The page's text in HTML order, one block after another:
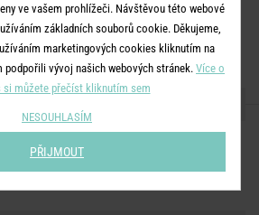
průměr 13,5 cm, V 12,8 cm
Materiál:
kamenina
ve vašem prohlížeči. Návštěvou této webové
základních souborů cookie. Děkujeme,
marketingových cookies kliknutím na
podpořili vývoj našich webových stránek. Více o
si můžete přečíst kliknutím sem
NESOUHLASÍM
PŘIJMOUT